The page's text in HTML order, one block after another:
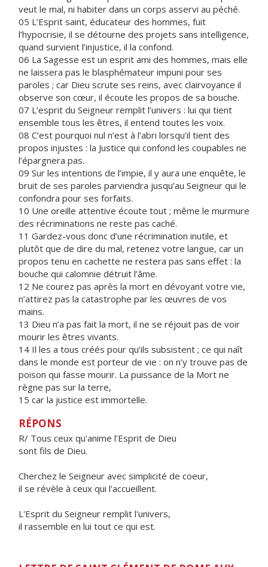
veut le mal, ni habiter dans un corps asservi au péché.
05 L’Esprit saint, éducateur des hommes, fuit
l’hypocrisie, il se détourne des projets sans intelligence,
quand survient l’injustice, il la confond.
06 La Sagesse est un esprit ami des hommes, mais elle
ne laissera pas le blasphémateur impuni pour ses
paroles ; car Dieu scrute ses reins, avec clairvoyance il
observe son cœur, il écoute les propos de sa bouche.
07 L’esprit du Seigneur remplit l’univers : lui qui tient
ensemble tous les êtres, il entend toutes les voix.
08 C’est pourquoi nul n’est à l’abri lorsqu’il tient des
propos injustes : la Justice qui confond les coupables ne
l’épargnera pas.
09 Sur les intentions de l’impie, il y aura une enquête, le
bruit de ses paroles parviendra jusqu’au Seigneur qui le
confondra pour ses forfaits.
10 Une oreille attentive écoute tout ; même le murmure
des récriminations ne reste pas caché.
11 Gardez-vous donc d’une récrimination inutile, et
plutôt que de dire du mal, retenez votre langue, car un
propos tenu en cachette ne restera pas sans effet : la
bouche qui calomnie détruit l’âme.
12 Ne courez pas après la mort en dévoyant votre vie,
n’attirez pas la catastrophe par les œuvres de vos
mains.
13 Dieu n’a pas fait la mort, il ne se réjouit pas de voir
mourir les êtres vivants.
14 Il les a tous créés pour qu’ils subsistent ; ce qui naît
dans le monde est porteur de vie : on n’y trouve pas de
poison qui fasse mourir. La puissance de la Mort ne
règne pas sur la terre,
15 car la justice est immortelle.
RÉPONS
R/ Tous ceux qu'anime l'Esprit de Dieu
sont fils de Dieu.
Cherchez le Seigneur avec simplicité de coeur,
il se révèle à ceux qui l'accueillent.
L'Esprit du Seigneur remplit l'univers,
il rassemble en lui tout ce qui est.